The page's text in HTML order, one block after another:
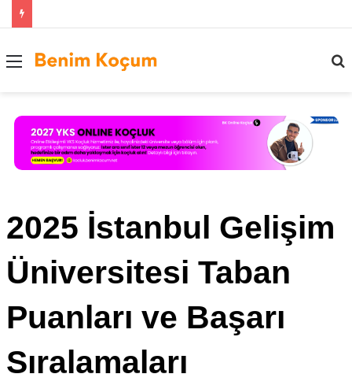
Menü
2025 İstanbul Gelişim
Üniversitesi Taban
Puanları ve Başarı
Sıralamaları